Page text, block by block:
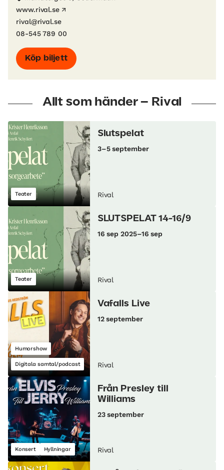
www.rival.se
rival@rival.se
08-545 789 00
Köp biljett
Allt som händer – Rival
Teater
Slutspelat
3–5 september
Rival
Teater
SLUTSPELAT 14-16/9
16 sep 2025–16 sep
Rival
Humorshow
Digitala samtal/podcast
Vafalls Live
12 september
Rival
Konsert Hyllningar
Från Presley till
Williams
23 september
Rival